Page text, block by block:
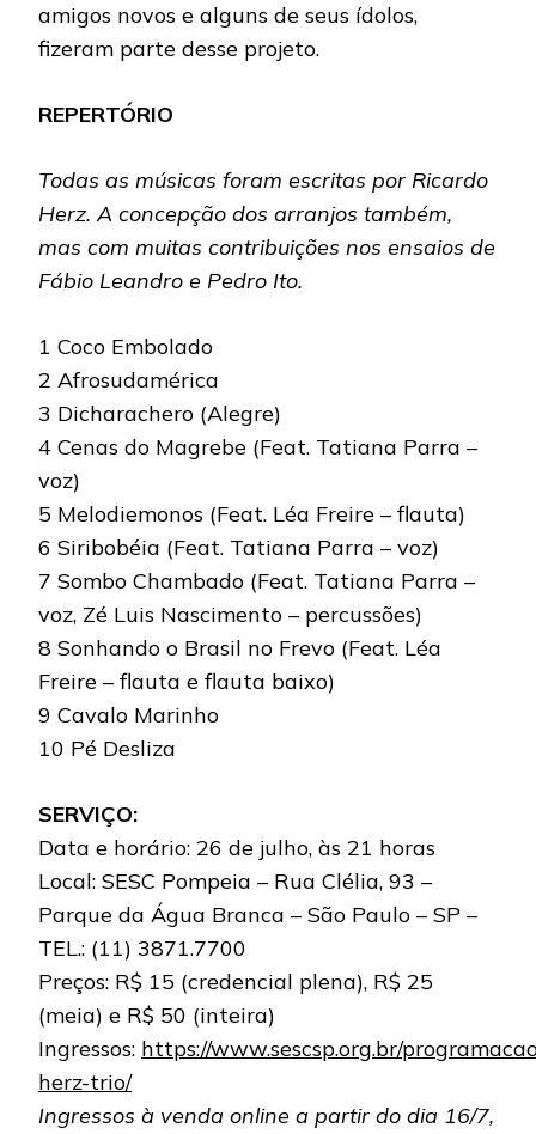
amigos novos e alguns de seus ídolos,
fizeram parte desse projeto.
REPERTÓRIO
Todas as músicas foram escritas por Ricardo
Herz. A concepção dos arranjos também,
mas com muitas contribuições nos ensaios de
Fábio Leandro e Pedro Ito.
1 Coco Embolado
2 Afrosudamérica
3 Dicharachero (Alegre)
4 Cenas do Magrebe (Feat. Tatiana Parra –
voz)
5 Melodiemonos (Feat. Léa Freire – flauta)
6 Siribobéia (Feat. Tatiana Parra – voz)
7 Sombo Chambado (Feat. Tatiana Parra –
voz, Zé Luis Nascimento – percussões)
8 Sonhando o Brasil no Frevo (Feat. Léa
Freire – flauta e flauta baixo)
9 Cavalo Marinho
10 Pé Desliza
SERVIÇO:
Data e horário: 26 de julho, às 21 horas
Local: SESC Pompeia – Rua Clélia, 93 –
Parque da Água Branca – São Paulo – SP –
TEL.: (11) 3871.7700
Preços: R$ 15 (credencial plena), R$ 25
(meia) e R$ 50 (inteira)
Ingressos: https://www.sescsp.org.br/
herz-trio/
Ingressos à venda online a partir do dia 16/7,